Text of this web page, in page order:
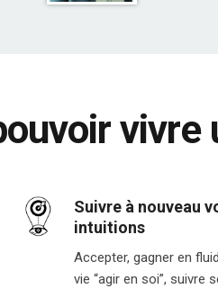
Suivre à nouveau
intuitions
Accepter, gagner en
vie “agir en soi”, suivre